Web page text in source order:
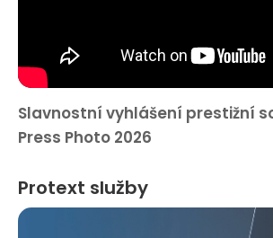
Slavnostní vyhlášení prestižní
Press Photo 2026
Protext služby